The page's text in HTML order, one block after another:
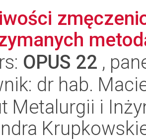
OPUS 22 ,
dr hab.
Metalurgii i